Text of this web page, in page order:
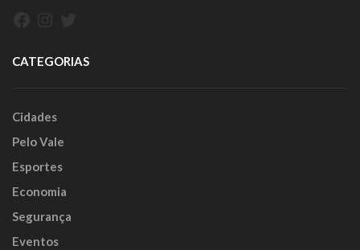
CATEGORIAS
Cidades
Pelo Vale
Esportes
Economia
Segurança
Eventos